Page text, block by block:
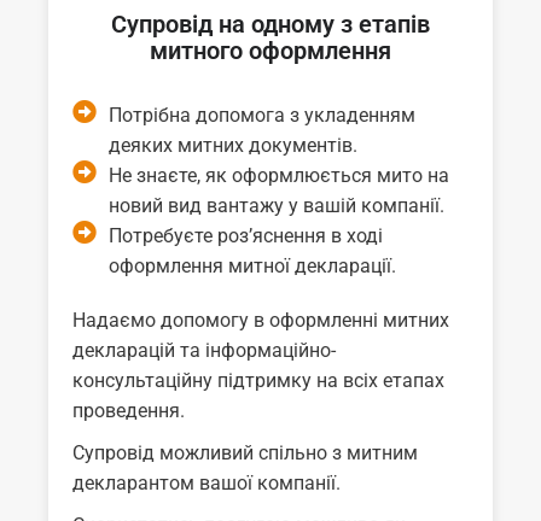
Супровід на одному з етапів
митного оформлення
Потрібна допомога з укладенням
деяких митних документів.
Не знаєте, як оформлюється мито на
новий вид вантажу у вашій компанії.
Потребуєте роз’яснення в ході
оформлення митної декларації.
Надаємо допомогу в оформленні митних
декларацій та інформаційно-
консультаційну підтримку на всіх етапах
проведення.
Супровід можливий спільно з митним
декларантом вашої компанії.